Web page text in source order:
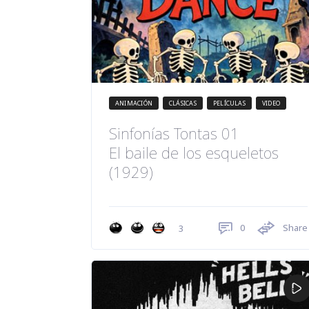
ANIMACIÓN CLÁSICAS PELÍCULAS VIDEO
Sinfonías Tontas 01
El baile de los esqueletos
(1929)
3 0 Share